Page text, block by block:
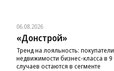
06.08.2026
«Донстрой»
Тренд на лояльность: покупатели
недвижимости бизнес-класса в 9
случаев остаются в сегменте